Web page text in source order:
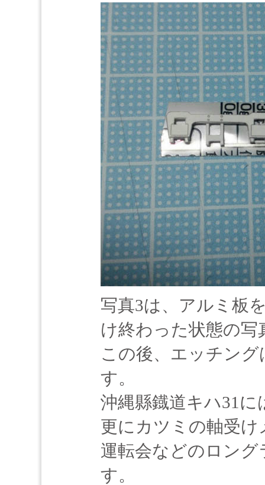
写真3は、アルミ板
け終わった状態の写
この後、エッチン
す。
沖縄縣鐡道キハ31
更にカツミの軸受
運転会などのロン
す。